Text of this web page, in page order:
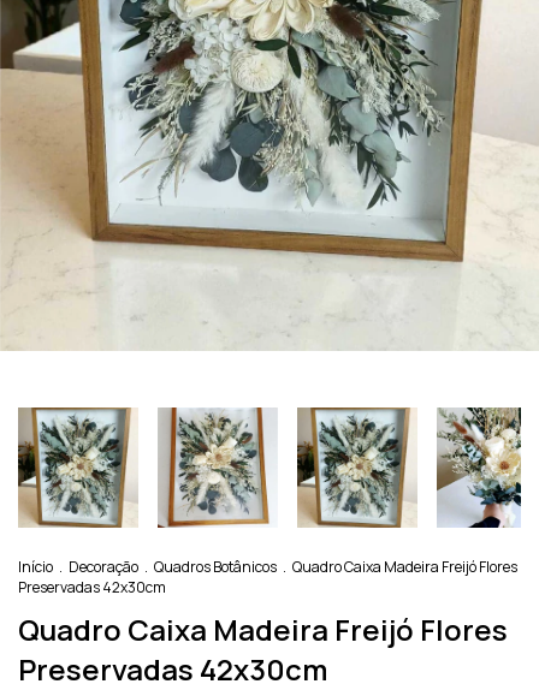
Início . Decoração . Quadros Botânicos . Quadro Caixa Madeira Freijó Flores
Preservadas 42x30cm
Quadro Caixa Madeira Freijó Flores
Preservadas 42x30cm